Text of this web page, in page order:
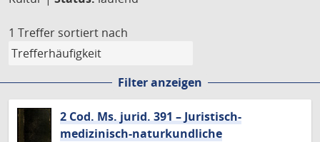
1 Treffer sortiert nach
Filter anzeigen
2 Cod. Ms. jurid. 391 – Juristisch-
medizinisch-naturkundliche